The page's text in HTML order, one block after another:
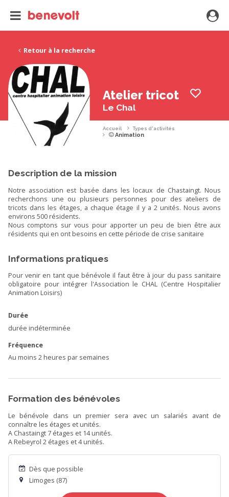
Retour à la recherche
Atelier tricot
Le Chal
Accueil Types d'activités
Animation
Description de la mission
Notre association est basée dans les locaux de Chastaingt. Nous
recherchons une ou plusieurs personnes pour des ateliers de
tricots dans les étages, a chaque étage il y a 2 unités. Nous avons
environs 500 résidents.
Nous comptons sur vous pour apporter un peu de bien être aux
résidents qui en ont besoins en cette période de crise sanitaire
Informations pratiques
Pour venir en tant que bénévole il faut être à jour du pass sanitaire
obligatoire pour intégrer l'Association le CHAL (Centre Hospitalier
Animation Loisirs)
Durée
durée indéterminée
Fréquence
Au moins 2 heures par semaines
Formation des bénévoles
Le bénévole dans un premier sera avec un salariés avant de
connaître les étages et unités.
A Chastaingt 7 étages et 14 unités.
A Rebeyrol 2 étages et 4 unités.
Dès que possible
Limoges (87)